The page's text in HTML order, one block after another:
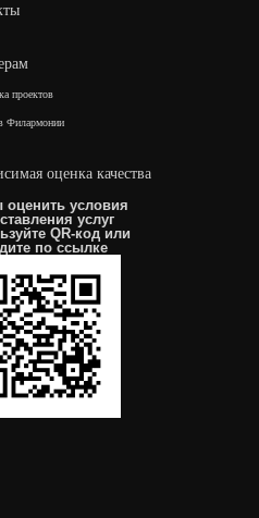
проектов
Филармонии
оценка качества
оценить условия
услуг
QR-код или
по ссылке